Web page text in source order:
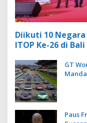
Diikuti 10 Negara
ITOP Ke-26 di
GT
Paus